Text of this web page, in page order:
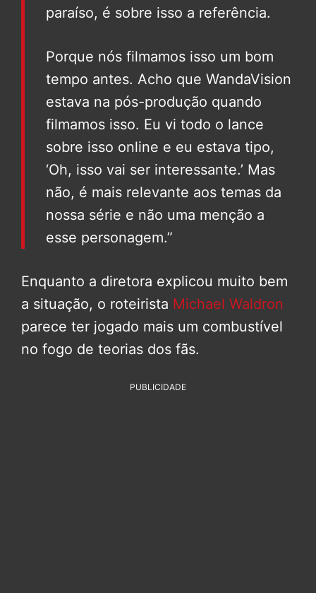
paraíso, é sobre isso a referência.
Porque nós filmamos isso um bom
tempo antes. Acho que WandaVision
estava na pós-produção quando
filmamos isso. Eu vi todo o lance
sobre isso online e eu estava tipo,
‘Oh, isso vai ser interessante.’ Mas
não, é mais relevante aos temas da
nossa série e não uma menção a
esse personagem.”
Enquanto a diretora explicou muito bem
a situação, o roteirista Michael Waldron
parece ter jogado mais um combustível
no fogo de teorias dos fãs.
PUBLICIDADE